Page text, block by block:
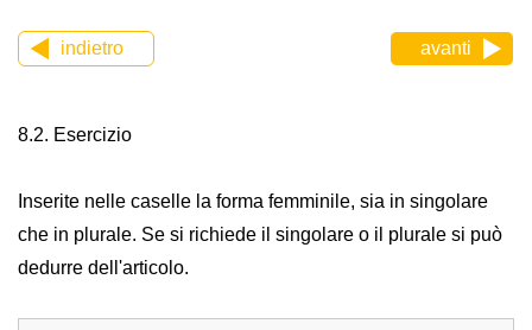
indietro avanti
8.2. Esercizio
Inserite nelle caselle la forma femminile, sia in singolare
che in plurale. Se si richiede il singolare o il plurale si può
dedurre dell'articolo.